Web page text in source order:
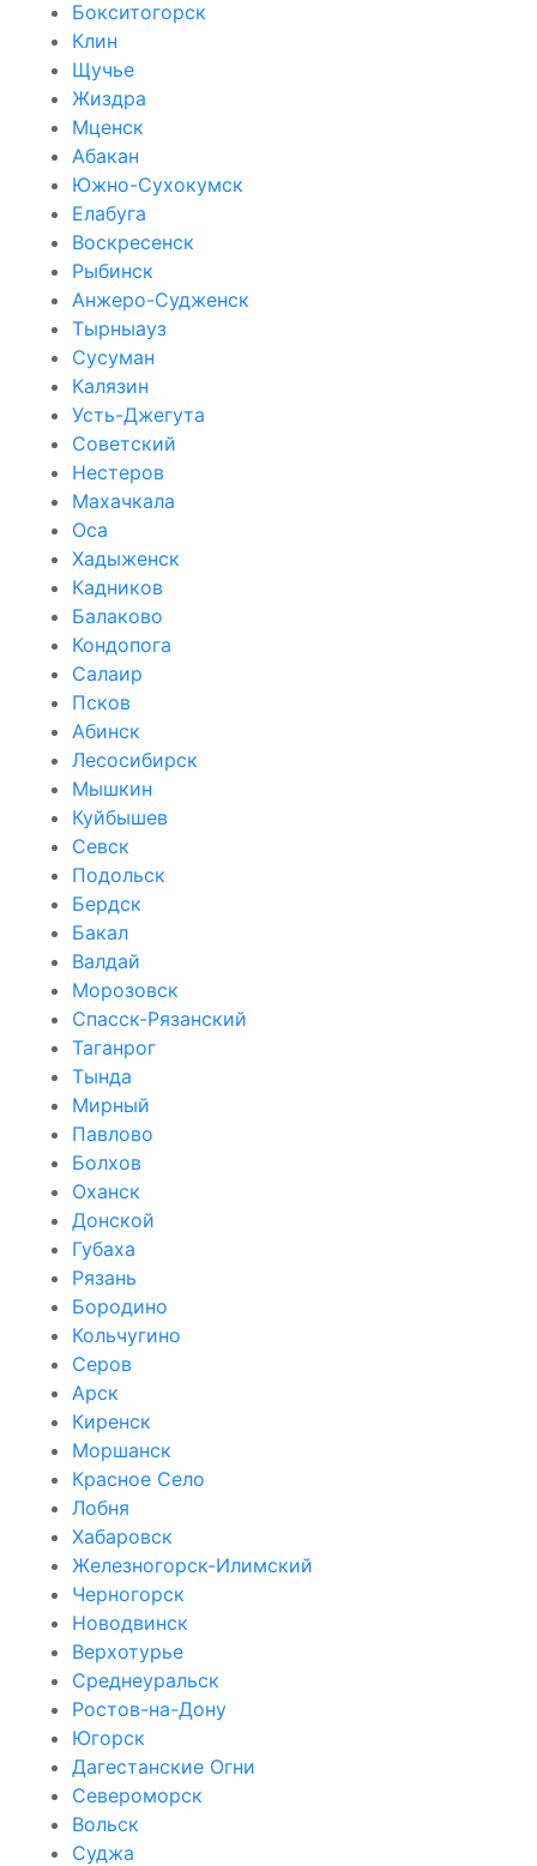
Бокситогорск
Клин
Щучье
Жиздра
Мценск
Абакан
Южно-Сухокумск
Елабуга
Воскресенск
Рыбинск
Анжеро-Судженск
Тырныауз
Сусуман
Калязин
Усть-Джегута
Советский
Нестеров
Махачкала
Оса
Хадыженск
Кадников
Балаково
Кондопога
Салаир
Псков
Абинск
Лесосибирск
Мышкин
Куйбышев
Севск
Подольск
Бердск
Бакал
Валдай
Морозовск
Спасск-Рязанский
Таганрог
Тында
Мирный
Павлово
Болхов
Оханск
Донской
Губаха
Рязань
Бородино
Кольчугино
Серов
Арск
Киренск
Моршанск
Красное Село
Лобня
Хабаровск
Железногорск-Илимский
Черногорск
Новодвинск
Верхотурье
Среднеуральск
Ростов-на-Дону
Югорск
Дагестанские Огни
Североморск
Вольск
Суджа